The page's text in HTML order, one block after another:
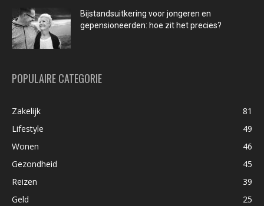
Bijstandsuitkering voor jongeren en
gepensioneerden: hoe zit het precies?
POPULAIRE CATEGORIE
Zakelijk
81
Lifestyle
49
Wonen
46
Gezondheid
45
Reizen
39
Geld
25